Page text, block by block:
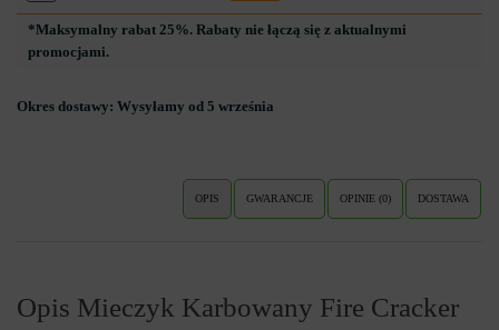
*Maksymalny rabat 25%. Rabaty nie łączą się z aktualnymi
promocjami.
Okres dostawy: Wysyłamy od 5 września
OPIS GWARANCJE OPINIE (0) DOSTAWA
Opis Mieczyk Karbowany Fire Cracker